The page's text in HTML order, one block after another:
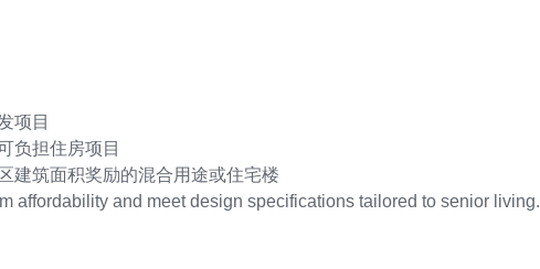
项目
负担住房项目
建筑面积奖励的混合用途或住宅楼
affordability and meet design specifications tailored to senior living.